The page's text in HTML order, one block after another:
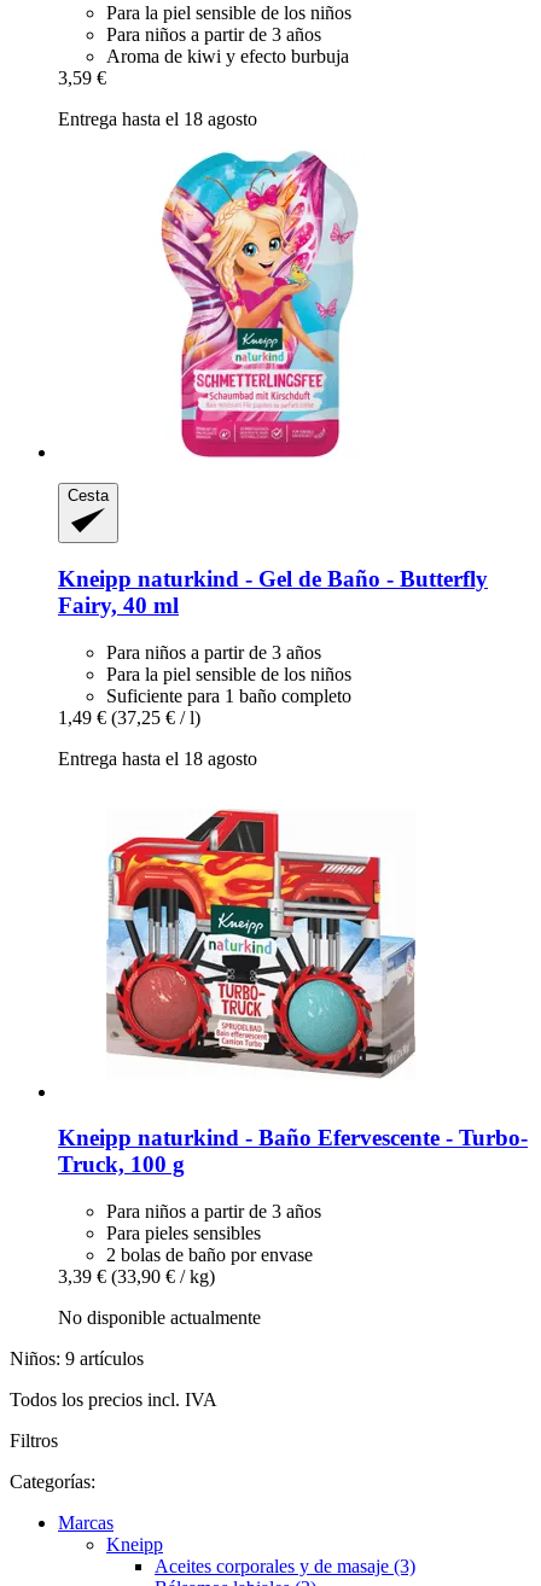
Para la piel sensible de los niños
Para niños a partir de 3 años
Aroma de kiwi y efecto burbuja
3,59 €
Entrega hasta el 18 agosto
Cesta
Kneipp naturkind -​ Gel de Baño -​ Butterfly
Fairy, 40 ml
Para niños a partir de 3 años
Para la piel sensible de los niños
Suficiente para 1 baño completo
1,49 € (37,25 € / l)
Entrega hasta el 18 agosto
Kneipp naturkind -​ Baño Efervescente -​ Turbo-​
Truck, 100 g
Para niños a partir de 3 años
Para pieles sensibles
2 bolas de baño por envase
3,39 € (33,90 € / kg)
No disponible actualmente
Niños: 9 artículos
Todos los precios incl. IVA
Filtros
Categorías:
Marcas
Kneipp
Aceites corporales y de masaje (3)